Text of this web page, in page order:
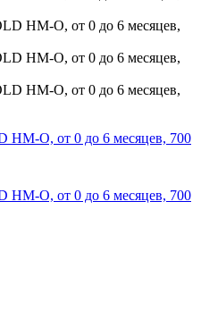
HM-O, от 0 до 6 месяцев, 700
HM-O, от 0 до 6 месяцев, 700